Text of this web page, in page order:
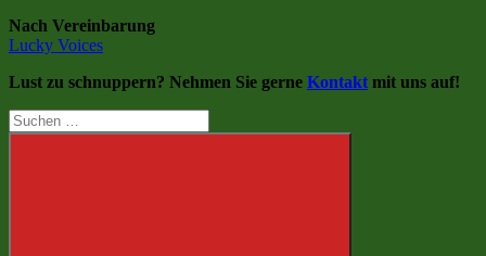
Nach Vereinbarung
Lucky Voices
Lust zu schnuppern? Nehmen Sie gerne Kontakt mit uns auf!
Suchen
nach: